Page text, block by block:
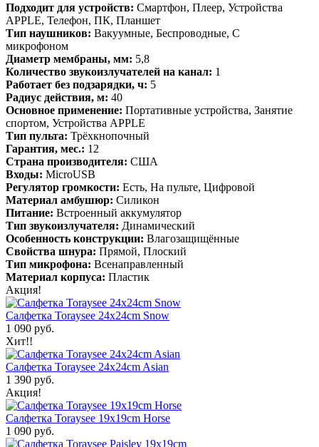
Подходит для устройств: Смартфон, Плеер, Устройства
APPLE, Телефон, ПК, Планшет
Тип наушников: Вакуумные, Беспроводные, С
микрофоном
Диаметр мембраны, мм: 5,8
Количество звукоизлучателей на канал: 1
Работает без подзарядки, ч: 5
Радиус действия, м: 40
Основное применение: Портативные устройства, Занятие
спортом, Устройства APPLE
Тип пульта: Трёхкнопочный
Гарантия, мес.: 12
Страна производителя: США
Входы: MicroUSB
Регулятор громкости: Есть, На пульте, Цифровой
Материал амбушюр: Силикон
Питание: Встроенный аккумулятор
Тип звукоизлучателя: Динамический
Особенность конструкции: Влагозащищённые
Свойства шнура: Прямой, Плоский
Тип микрофона: Всенаправленный
Материал корпуса: Пластик
Акция!
Салфетка Toraysee 24x24cm Snow
1 090 руб.
Хит!!
Салфетка Toraysee 24x24cm Asian
1 390 руб.
Акция!
Салфетка Toraysee 19x19cm Horse
1 090 руб.